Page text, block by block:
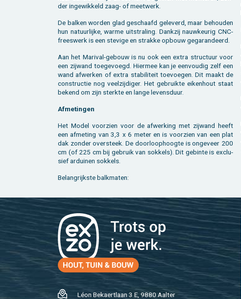
der in­ge­wik­keld zaag- of meet­werk.
De bal­ken wor­den glad ge­schaafd ge­le­verd, maar be­hou­den
hun na­tuur­lij­ke, warme uit­stra­ling. Dank­zij nauw­keu­rig CNC-
frees­werk is een ste­vi­ge en strak­ke op­bouw ge­ga­ran­deerd.
Aan het Ma­ri­val-ge­bouw is nu ook een extra struc­tuur voor
een zij­wand toe­ge­voegd. Hier­mee kan je een­vou­dig zelf een
wand af­wer­ken of extra sta­bi­li­teit toe­voe­gen. Dit maakt de
con­struc­tie nog veel­zij­di­ger. Het ge­bruik­te ei­ken­hout staat
be­kend om zijn sterk­te en lange le­vens­duur.
Af­me­tin­gen
Het Model voor­zien voor de af­wer­king met zij­wand heeft
een af­me­ting van 3,3 x 6 meter en is voor­zien van een plat
dak zon­der over­steek. De door­loop­hoog­te is on­ge­veer 200
cm (of 225 cm bij ge­bruik van sok­kels). Dit ge­bin­te is ex­clu­
sief ar­dui­nen sok­kels.
Be­lang­rijk­ste balk­ma­ten:
Léon Be­kaert­laan 3 E, 9880 Aal­ter